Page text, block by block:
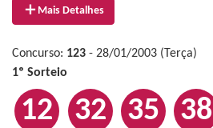
Mais Detalhes
Concurso: 123 - 28/01/2003 (Terça)
1º Sorteio
12 32 35 38